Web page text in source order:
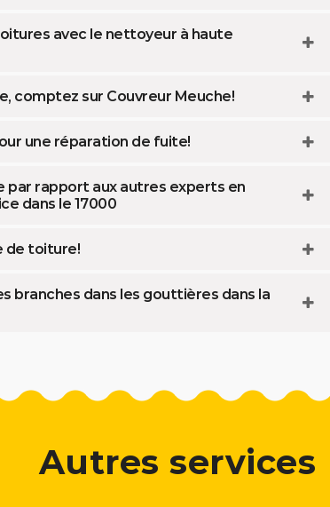
avec le nettoyeur à haute
comptez sur Couvreur Meuche!
une réparation de fuite!
par rapport aux autres experts en
dans le 17000
de toiture!
branches dans les gouttières dans la
Autres services